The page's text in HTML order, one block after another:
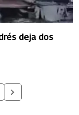
deja dos